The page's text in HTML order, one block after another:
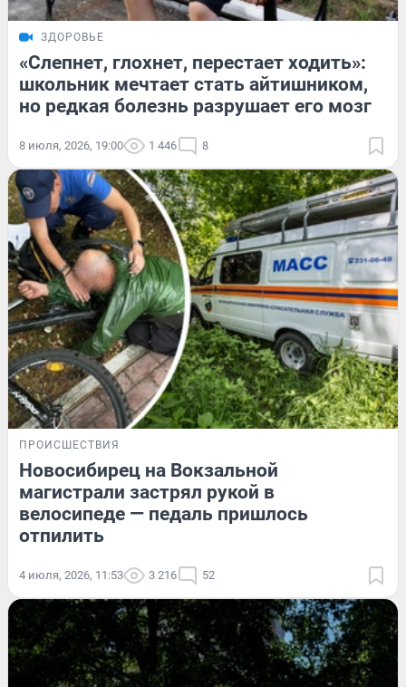
ЗДОРОВЬЕ
«Слепнет, глохнет, перестает ходить»:
школьник мечтает стать айтишником,
но редкая болезнь разрушает его мозг
8 июля, 2026, 19:00 1 446 8
ПРОИСШЕСТВИЯ
Новосибирец на Вокзальной
магистрали застрял рукой в
велосипеде — педаль пришлось
отпилить
4 июля, 2026, 11:53 3 216 52